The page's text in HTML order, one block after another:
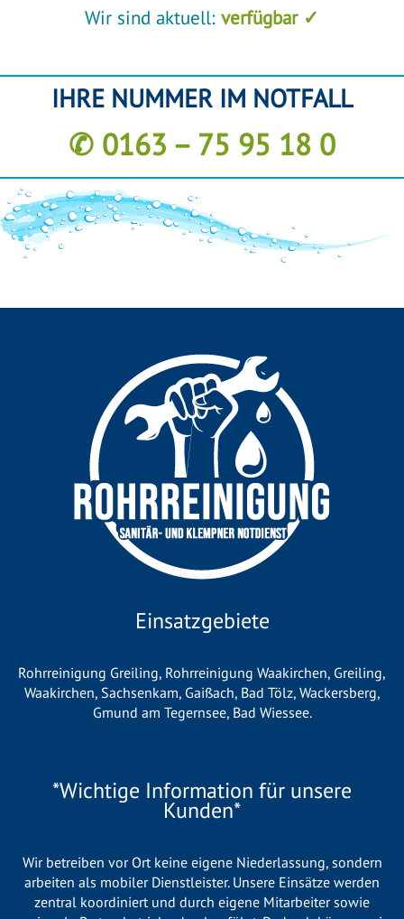
Wir sind aktuell: verfügbar ✓
IHRE NUMMER IM NOTFALL
✆ 0163 – 75 95 18 0
Einsatzgebiete
Rohrreinigung Greiling, Rohrreinigung Waakirchen, Greiling,
Waakirchen, Sachsenkam, Gaißach, Bad Tölz, Wackersberg,
Gmund am Tegernsee, Bad Wiessee.
*Wichtige Information für unsere
Kunden*
Wir betreiben vor Ort keine eigene Niederlassung, sondern
arbeiten als mobiler Dienstleister. Unsere Einsätze werden
zentral koordiniert und durch eigene Mitarbeiter sowie